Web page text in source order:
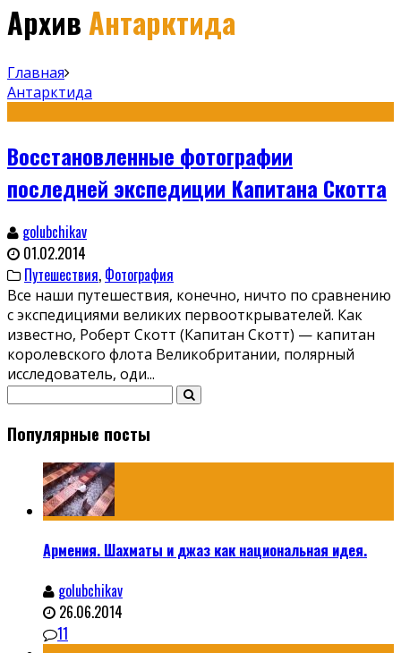
Архив Антарктида
Главная
Антарктида
Восстановленные фотографии
последней экспедиции Капитана Скотта
golubchikav
01.02.2014
Путешествия, Фотография
Все наши путешествия, конечно, ничто по сравнению
с экспедициями великих первооткрывателей. Как
известно, Роберт Скотт (Капитан Скотт) — капитан
королевского флота Великобритании, полярный
исследователь, оди...
Популярные посты
Армения. Шахматы и джаз как национальная идея.
golubchikav
26.06.2014
11